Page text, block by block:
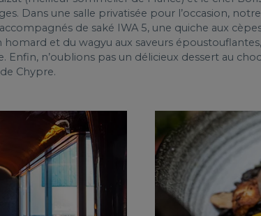
Dans une salle privatisée pour l’occasion,
de saké IWA 5, une quiche aux
et du wagyu aux saveurs
Enfin, n’oublions pas un délicieux dessert au
Chypre.